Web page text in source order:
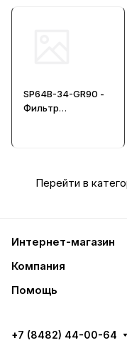
SP64B-34-GR90 -
Фильтр
Перейти в
Интернет-магазин
Компания
Помощь
+7 (8482) 44-00-64